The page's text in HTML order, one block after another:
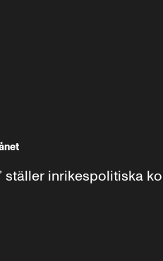
ställer inrikespolitiska